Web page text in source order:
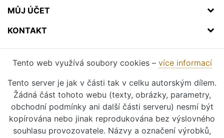
MŮJ ÚČET
KONTAKT
Tento web využívá soubory cookies – více informací
Tento server je jak v části tak v celku autorským dílem.
Žádná část tohoto webu (texty, obrázky, parametry,
obchodní podmínky ani další části serveru) nesmí být
kopírována nebo jinak reprodukována bez výslovného
souhlasu provozovatele. Názvy a označení výrobků,